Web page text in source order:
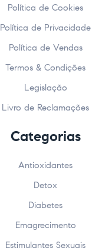
Política de Cookies
Política de Privacidade
Política de Vendas
Termos & Condições
Legislação
Livro de Reclamações
Categorias
Antioxidantes
Detox
Diabetes
Emagrecimento
Estimulantes Sexuais